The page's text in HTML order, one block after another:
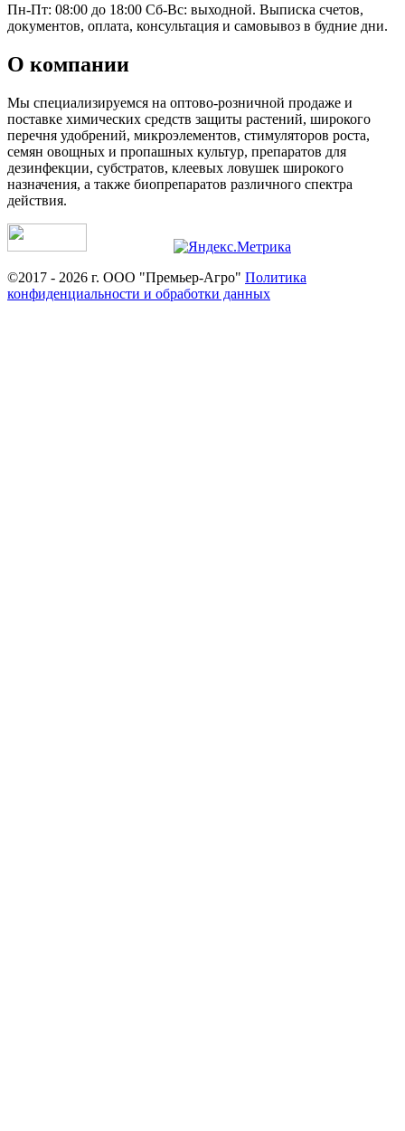
Пн-Пт: 08:00 до 18:00 Сб-Вс: выходной. Выписка счетов,
документов, оплата, консультация и самовывоз в будние дни.
О компании
Мы специализируемся на оптово-розничной продаже и
поставке химических средств защиты растений, широкого
перечня удобрений, микроэлементов, стимуляторов роста,
семян овощных и пропашных культур, препаратов для
дезинфекции, субстратов, клеевых ловушек широкого
назначения, а также биопрепаратов различного спектра
действия.
©2017 - 2026 г. ООО "Премьер-Агро" Политика
конфиденциальности и обработки данных